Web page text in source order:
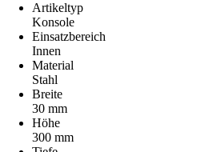
Artikeltyp
Konsole
Einsatzbereich
Innen
Material
Stahl
Breite
30 mm
Höhe
300 mm